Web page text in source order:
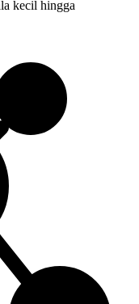
kecil hingga